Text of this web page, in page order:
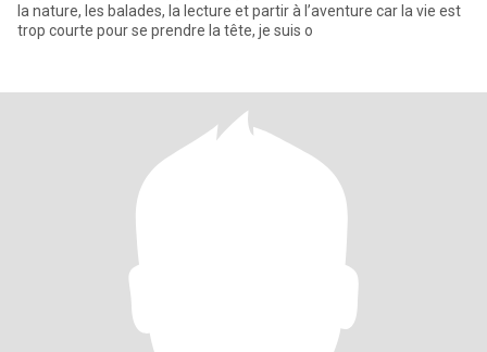
la nature, les balades, la lecture et partir à l’aventure car la vie est
trop courte pour se prendre la tête, je suis o